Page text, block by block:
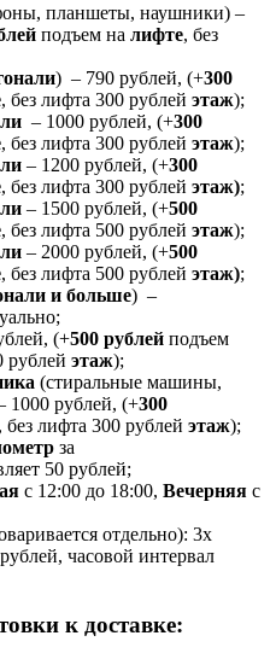
планшеты, наушники) –
подъем на лифте, без
) – 790 рублей, (+300
, без лифта 300 рублей этаж);
– 1000 рублей, (+300
, без лифта 300 рублей этаж);
– 1200 рублей, (+300
, без лифта 300 рублей этаж);
– 1500 рублей, (+500
, без лифта 500 рублей этаж);
– 2000 рублей, (+500
, без лифта 500 рублей этаж);
и больше) –
(+500 рублей подъем
рублей этаж);
(стиральные машины,
1000 рублей, (+300
лифта 300 рублей этаж);
за
50 рублей;
с 12:00 до 18:00, Вечерняя с
отдельно): 3х
часовой интервал
к доставке: